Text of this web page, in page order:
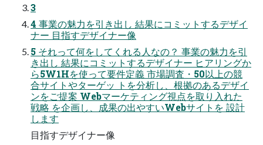
3
4 事業の魅力を引き出し 結果にコミットするデザイ
ナー 目指すデザイナー像
5 それって何をしてくれる人なの？ 事業の魅力を引
き出し 結果にコミットするデザイナー ヒアリングか
ら5W1Hを使って要件定義 市場調査・50以上の競
合サイトやターゲッ トを分析し、根拠のあるデザイ
ンをご提案 Webマーケティング視点を取り入れた
戦略 を企画し、成果の出やすいWebサイトを 設計
します
目指すデザイナー像